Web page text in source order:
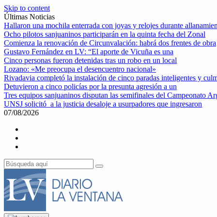
Skip to content
Últimas Noticias
Hallaron una mochila enterrada con joyas y relojes durante
Ocho pilotos sanjuaninos participarán en la quinta fecha del Zonal
Comienza la renovación de Circunvalación: habrá dos frentes de obra
Gustavo Fernández en LV: “El aporte de Vicuña es una
Cinco personas fueron detenidas tras un robo en un local
Lozano: «Me preocupa el desencuentro nacional»
Rivadavia completó la instalación de cinco paradas inteligentes y
Detuvieron a cinco policías por la presunta agresión a un
Tres equipos sanjuaninos disputan las semifinales del Campeonato
UNSJ solicitó a la justicia desaloje a usurpadores que ingresaron
07/08/2026